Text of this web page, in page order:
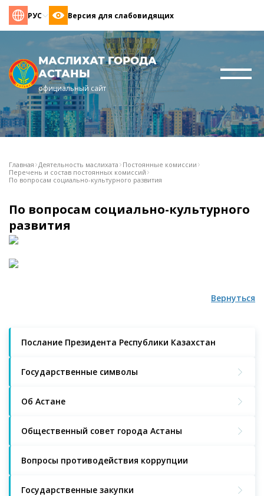
РУС Версия для слабовидящих
МАСЛИХАТ ГОРОДА
АСТАНЫ
официальный сайт
Послание Президента Республики Казахстан
Государственные символы
Об Астане
Общественный совет города Астаны
Вопросы противодействия коррупции
Государственные закупки
Главная Деятельность маслихата Постоянные комиссии
Перечень и состав постоянных комиссий
По вопросам социально-культурного развития
По вопросам социально-культурного
развития
Вернуться